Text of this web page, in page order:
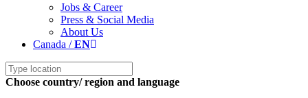
Jobs & Career
Press & Social Media
About Us
Canada /EN
Choose country/ region and language